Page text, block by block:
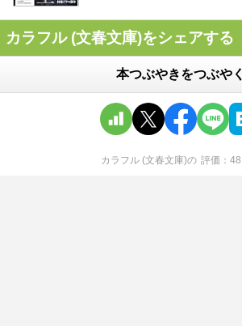
カラフル (文春文庫)をシェアする
本つぶやきをつぶやく
カラフル (文春文庫)の 評価 48